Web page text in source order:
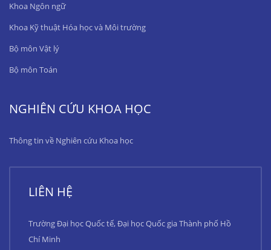
Khoa Ngôn ngữ
Khoa Kỹ thuật Hóa học và Môi trường
Bộ môn Vật lý
Bộ môn Toán
NGHIÊN CỨU KHOA HỌC
Thông tin về Nghiên cứu Khoa học
LIÊN HỆ
Trường Đại học Quốc tế, Đại học Quốc gia Thành phố Hồ
Chí Minh